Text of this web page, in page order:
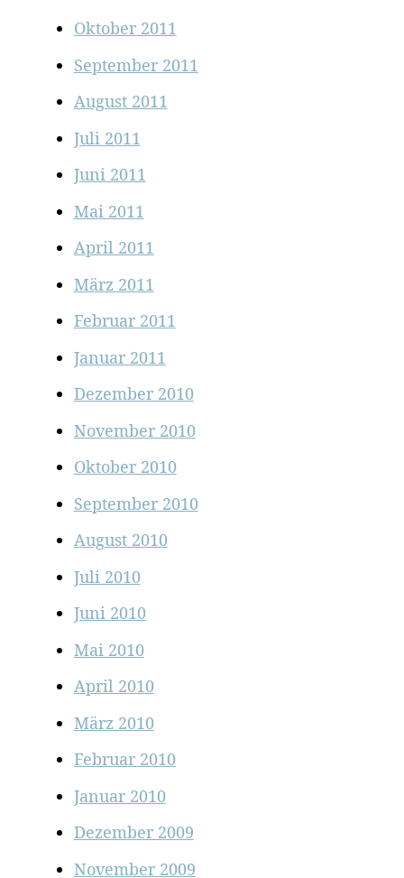
Oktober 2011
September 2011
August 2011
Juli 2011
Juni 2011
Mai 2011
April 2011
März 2011
Februar 2011
Januar 2011
Dezember 2010
November 2010
Oktober 2010
September 2010
August 2010
Juli 2010
Juni 2010
Mai 2010
April 2010
März 2010
Februar 2010
Januar 2010
Dezember 2009
November 2009